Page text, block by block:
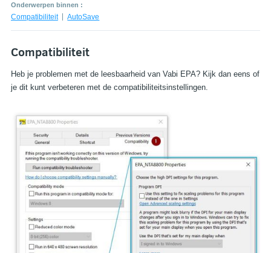
ACADEMY
WERKEN BIJ
SHOP
BEL VITEC VABI E-MAIL VITEC VABI
Onderwerpen binnen :
Compatibiliteit AutoSave
Compatibiliteit
Heb je problemen met de leesbaarheid van Vabi EPA? Kijk dan eens of
je dit kunt verbeteren met de compatibiliteitsinstellingen.